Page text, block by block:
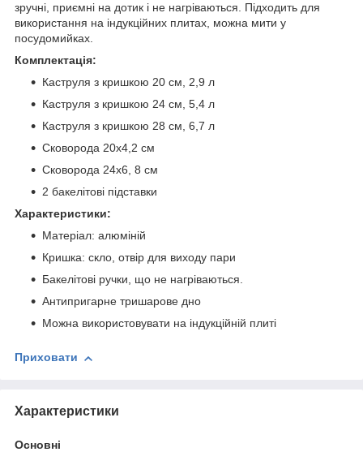
зручні, приємні на дотик і не нагріваються. Підходить для
використання на індукційних плитах, можна мити у
посудомийках.
Комплектація:
Каструля з кришкою 20 см, 2,9 л
Каструля з кришкою 24 см, 5,4 л
Каструля з кришкою 28 см, 6,7 л
Сковорода 20х4,2 см
Сковорода 24х6, 8 см
2 бакелітові підставки
Характеристики:
Матеріал: алюміній
Кришка: скло, отвір для виходу пари
Бакелітові ручки, що не нагріваються.
Антипригарне тришарове дно
Можна використовувати на індукційній плиті
Приховати
Характеристики
Основні